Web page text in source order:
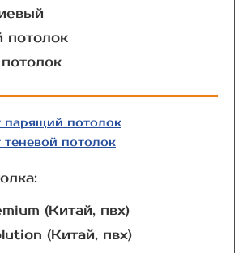
потолок
парящий потолок
теневой потолок
(Китай, пвх)
(Китай, пвх)